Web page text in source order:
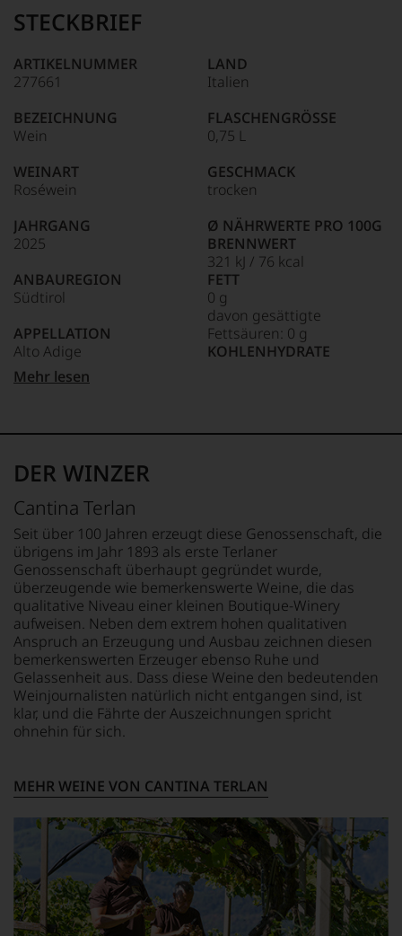
95–98 Punkte:
90–94 Punkte:
Unter 85 Punkte:
Name
Tesdorpf
für
»Fine
für
die
edlen
Weine
der
Welt,
kaum
ein
Das
dokumentieren
auch
und
gerade
mit
Medaillen
Weinjournalisten
Fachpublikationen
unseren
Aussendungen
oder
in
unserem
Webshop,
um
zu
unterstreichen,
auf
welch
hohem
unsere
Weinselektion
bewegt.
Das
genügt
uns
nicht
mehr.
STECKBRIEF
ARTIKELNUMMER
277661
BEZEICHNUNG
Wein
WEINART
Roséwein
JAHRGANG
2025
ANBAUREGION
Südtirol
APPELLATION
Alto Adige
REBSORTEN
TRINKTEMPERATUR
13 % Vol.
LAGERPOTENTIAL
2028
VERSCHLUSS
Naturkorken
ALLERGENHINWEIS
enthält Sulfite
HERSTELLER /
IMPORTEUR
LAND
Italien
FLASCHENGRÖSSE
0,75 L
GESCHMACK
trocken
Ø NÄHRWERTE PRO 100G
BRENNWERT
321 kJ / 76 kcal
FETT
0 g
davon gesättigte
Fettsäuren: 0 g
KOHLENHYDRATE
SALZ
Traubenmostkonzentrat,
Konservierungsstoffe und
Antioxidationsmittel:
SULFITE, Stabilisatoren:
Gummiarabikum,
Kaliumpolyaspartat. Unter
Schutzatmosphäre
abgefüllt.
Mehr lesen
DER WINZER
Cantina Terlan
Seit über 100 Jahren erzeugt diese Genossenschaft, die
übrigens im Jahr 1893 als erste Terlaner
Genossenschaft überhaupt gegründet wurde,
überzeugende wie bemerkenswerte Weine, die das
qualitative Niveau einer kleinen Boutique-Winery
aufweisen. Neben dem extrem hohen qualitativen
Anspruch an Erzeugung und Ausbau zeichnen diesen
bemerkenswerten Erzeuger ebenso Ruhe und
Gelassenheit aus. Dass diese Weine den bedeutenden
Weinjournalisten natürlich nicht entgangen sind, ist
klar, und die Fährte der Auszeichnungen spricht
ohnehin für sich.
MEHR WEINE VON CANTINA TERLAN